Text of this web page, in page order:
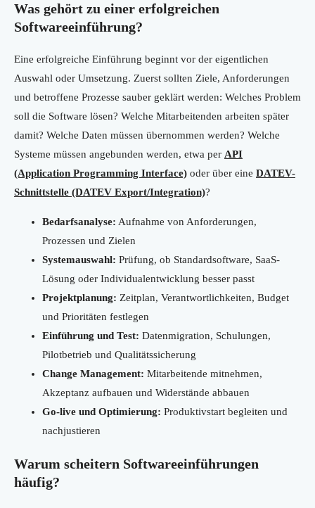
Was gehört zu einer erfolgreichen
Softwareeinführung?
Eine erfolgreiche Einführung beginnt vor der eigentlichen
Auswahl oder Umsetzung. Zuerst sollten Ziele, Anforderungen
und betroffene Prozesse sauber geklärt werden: Welches Problem
soll die Software lösen? Welche Mitarbeitenden arbeiten später
damit? Welche Daten müssen übernommen werden? Welche
Systeme müssen angebunden werden, etwa per API
(Application Programming Interface) oder über eine DATEV-
Schnittstelle (DATEV Export/Integration)?
Bedarfsanalyse: Aufnahme von Anforderungen,
Prozessen und Zielen
Systemauswahl: Prüfung, ob Standardsoftware, SaaS-
Lösung oder Individualentwicklung besser passt
Projektplanung: Zeitplan, Verantwortlichkeiten, Budget
und Prioritäten festlegen
Einführung und Test: Datenmigration, Schulungen,
Pilotbetrieb und Qualitätssicherung
Change Management: Mitarbeitende mitnehmen,
Akzeptanz aufbauen und Widerstände abbauen
Go-live und Optimierung: Produktivstart begleiten und
nachjustieren
Warum scheitern Softwareeinführungen
häufig?